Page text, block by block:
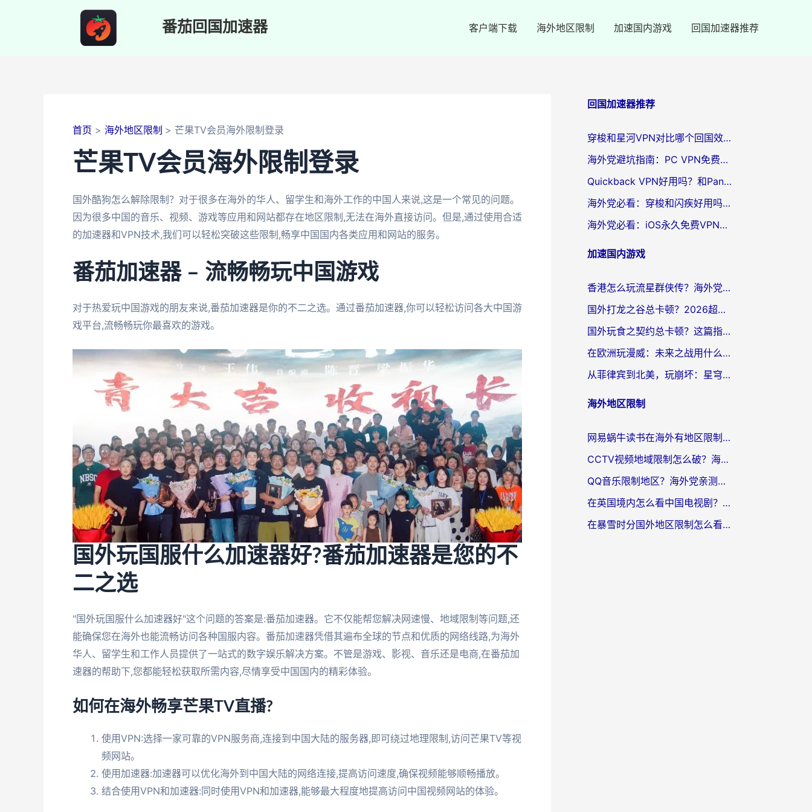
番茄回国加速器 客户端下载 海外地区限制 加速国内游戏 回国加速器推荐
首页 海外地区限制 芒果TV会员海外限制登录
芒果TV会员海外限制登录
国外酷狗怎么解除限制？对于很多在海外的华人、留学生和海外工作的中国人来说,这是一个常见的问题。
因为很多中国的音乐、视频、游戏等应用和网站都存在地区限制,无法在海外直接访问。但是,通过使用合适
的加速器和VPN技术,我们可以轻松突破这些限制,畅享中国国内各类应用和网站的服务。
番茄加速器 – 流畅畅玩中国游戏
对于热爱玩中国游戏的朋友来说,番茄加速器是你的不二之选。通过番茄加速器,你可以轻松访问各大中国游
戏平台,流畅畅玩你最喜欢的游戏。
国外玩国服什么加速器好?番茄加速器是您的不
二之选
"国外玩国服什么加速器好"这个问题的答案是:番茄加速器。它不仅能帮您解决网速慢、地域限制等问题,还
能确保您在海外也能流畅访问各种国服内容。番茄加速器凭借其遍布全球的节点和优质的网络线路,为海外
华人、留学生和工作人员提供了一站式的数字娱乐解决方案。不管是游戏、影视、音乐还是电商,在番茄加
速器的帮助下,您都能轻松获取所需内容,尽情享受中国国内的精彩体验。
如何在海外畅享芒果TV直播?
使用VPN:选择一家可靠的VPN服务商,连接到中国大陆的服务器,即可绕过地理限制,访问芒果TV等视
频网站。
使用加速器:加速器可以优化海外到中国大陆的网络连接,提高访问速度,确保视频能够顺畅播放。
结合使用VPN和加速器:同时使用VPN和加速器,能够最大程度地提高访问中国视频网站的体验。
回国加速器推荐
穿梭和星河VPN对比哪个回国效果更好？海外党亲测5款加速器的无缝访问指南
海外党避坑指南：PC VPN免费？别盲目！教你选对回国加速器无缝刷国内资源
Quickback VPN好用吗？和PandaCN VPN对比哪个回国效果更好？海外党必看的真实体验指南
海外党必看：穿梭和闪疾好用吗？3步教你选对回国加速器，无缝刷剧玩Steam
海外党必看：iOS永久免费VPN真的存在吗？教你选对回国加速器无缝刷国内资源
加速国内游戏
香港怎么玩流星群侠传？海外党国服游戏不卡顿的终极解决方案
国外打龙之谷总卡顿？2026超全指南：选对加速器，龙之谷星战前夜激战2都能丝滑畅玩
国外玩食之契约总卡顿？这篇指南帮你选对加速器（附瑞士地鼠传奇、菲律宾纳萨力克之王方案）
在欧洲玩漫威：未来之战用什么加速器最好用？老玩家亲测避坑指南
从菲律宾到北美，玩崩坏：星穹铁道用什么加速器好？我试过5款后选了它
海外地区限制
网易蜗牛读书在海外有地区限制怎么破解？3个实用方案帮你畅读无阻（附缅甸美国使用技巧）
CCTV视频地域限制怎么破？海外党亲测有效的回国加速解决方案
QQ音乐限制地区？海外党亲测有效的回国加速器选择指南（附听书音乐全攻略）
在英国境内怎么看中国电视剧？留英党亲测有效的追剧自由指南
在暴雪时分国外地区限制怎么看？海外党亲测有效的回国加速指南